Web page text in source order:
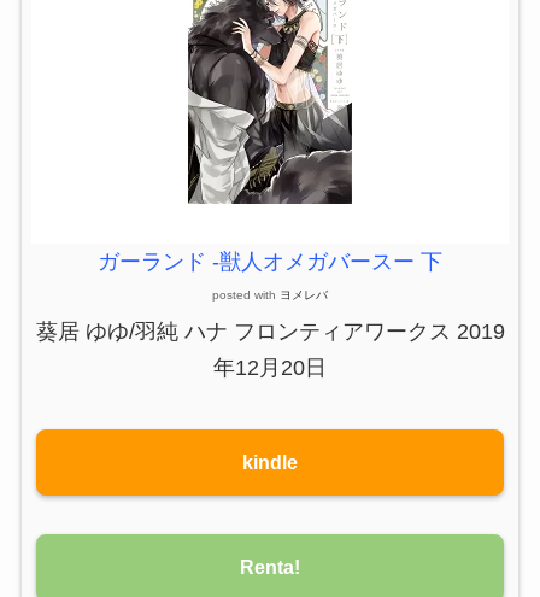
ガーランド -獣人オメガバースー 下
posted with ヨメレバ
葵居 ゆゆ/羽純 ハナ フロンティアワークス 2019
年12月20日
kindle
Renta!